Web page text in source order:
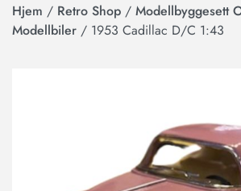
Hjem / Retro Shop / Modellbyggesett
Modellbiler / 1953 Cadillac D/C 1:43